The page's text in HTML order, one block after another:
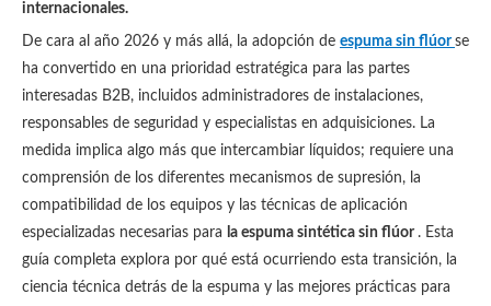
internacionales.
De cara al año 2026 y más allá, la adopción de espuma sin flúorse
ha convertido en una prioridad estratégica para las partes
interesadas B2B, incluidos administradores de instalaciones,
responsables de seguridad y especialistas en adquisiciones. La
medida implica algo más que intercambiar líquidos; requiere una
comprensión de los diferentes mecanismos de supresión, la
compatibilidad de los equipos y las técnicas de aplicación
especializadas necesarias para la espuma sintética sin flúor . Esta
guía completa explora por qué está ocurriendo esta transición, la
ciencia técnica detrás de la espuma y las mejores prácticas para